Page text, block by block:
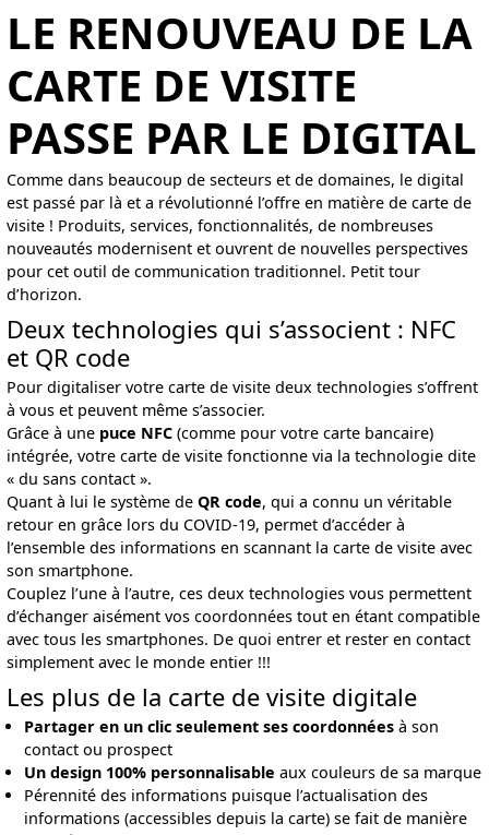
LE RENOUVEAU DE LA
CARTE DE VISITE
PASSE PAR LE DIGITAL
Comme dans beaucoup de secteurs et de domaines, le digital
est passé par là et a révolutionné l’offre en matière de carte de
visite ! Produits, services, fonctionnalités, de nombreuses
nouveautés modernisent et ouvrent de nouvelles perspectives
pour cet outil de communication traditionnel. Petit tour
d’horizon.
Deux technologies qui s’associent : NFC
et QR code
Pour digitaliser votre carte de visite deux technologies s’offrent
à vous et peuvent même s’associer.
Grâce à une puce NFC (comme pour votre carte bancaire)
intégrée, votre carte de visite fonctionne via la technologie dite
« du sans contact ».
Quant à lui le système de QR code, qui a connu un véritable
retour en grâce lors du COVID-19, permet d’accéder à
l’ensemble des informations en scannant la carte de visite avec
son smartphone.
Couplez l’une à l’autre, ces deux technologies vous permettent
d’échanger aisément vos coordonnées tout en étant compatible
avec tous les smartphones. De quoi entrer et rester en contact
simplement avec le monde entier !!!
Les plus de la carte de visite digitale
Partager en un clic seulement ses coordonnées à son
contact ou prospect
Un design 100% personnalisable aux couleurs de sa marque
Pérennité des informations puisque l’actualisation des
informations (accessibles depuis la carte) se fait de manière